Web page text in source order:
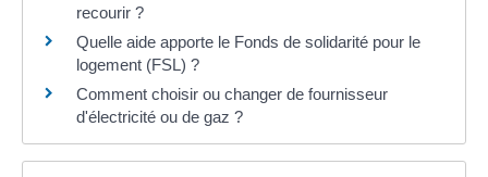
recourir ?
Quelle aide apporte le Fonds de solidarité pour le
logement (FSL) ?
Comment choisir ou changer de fournisseur
d'électricité ou de gaz ?